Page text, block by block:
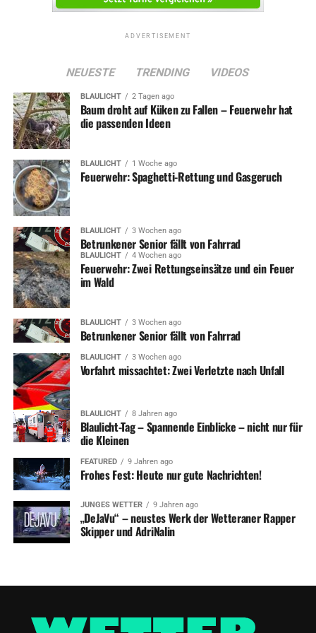
Herbstferien: Bunte Angebote für Kinder und Jugendliche
Mittwoch: Vorstellung des Benefiz-Fotokalenders 2016
ADVERTISEMENT
NEUESTE TRENDING VIDEOS
BLAULICHT 2 Tagen ago
Baum droht auf Küken zu Fallen – Feuerwehr hat
die passenden Ideen
BLAULICHT 1 Woche ago
Feuerwehr: Spaghetti-Rettung und Gasgeruch
BLAULICHT 3 Wochen ago
Betrunkener Senior fällt von Fahrrad
BLAULICHT 4 Wochen ago
Feuerwehr: Zwei Rettungseinsätze und ein Feuer
im Wald
BLAULICHT 3 Wochen ago
Betrunkener Senior fällt von Fahrrad
BLAULICHT 3 Wochen ago
Vorfahrt missachtet: Zwei Verletzte nach Unfall
BLAULICHT 8 Jahren ago
Blaulicht-Tag – Spannende Einblicke – nicht nur für
die Kleinen
FEATURED 9 Jahren ago
Frohes Fest: Heute nur gute Nachrichten!
JUNGES WETTER 9 Jahren ago
„DeJaVu“ – neustes Werk der Wetteraner Rapper
Skipper und AdriNalin